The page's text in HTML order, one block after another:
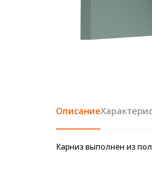
Описание
Карниз выполнен из